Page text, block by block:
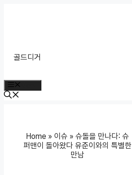
골드디거
Home » 이슈 »슈돌을 만나다: 슈
퍼맨이 돌아왔다 유준이와의 특별한
만남